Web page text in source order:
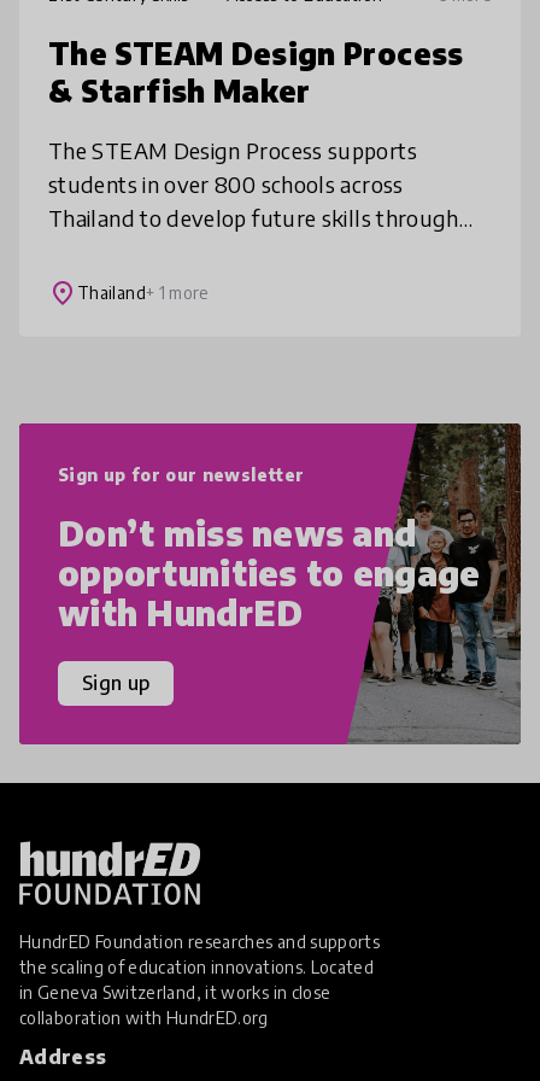
The STEAM Design Process
& Starfish Maker
The STEAM Design Process supports
students in over 800 schools across
Thailand to develop future skills through
Designed to fit any context, even with
place Thailand+ 1 more
Sign up for our newsletter
Don’t miss news and
opportunities to engage
with HundrED
Sign up
HundrED Foundation researches and supports
the scaling of education innovations. Located
in Geneva Switzerland, it works in close
collaboration with HundrED.org
Address